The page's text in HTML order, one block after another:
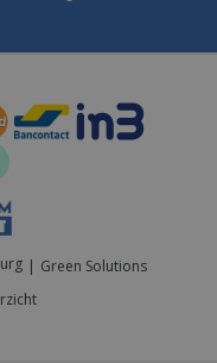
Green Solutions